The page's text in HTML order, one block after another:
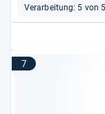
Verarbeitung: 5 von
7